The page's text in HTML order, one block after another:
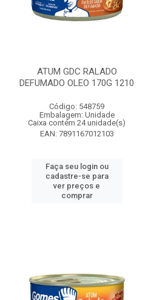
ATUM GDC RALADO
DEFUMADO OLEO 170G 1210
Código: 548759
Embalagem: Unidade
Caixa contém 24 unidade(s)
EAN: 7891167012103
Faça seu login ou
cadastre-se para
ver preços e
comprar